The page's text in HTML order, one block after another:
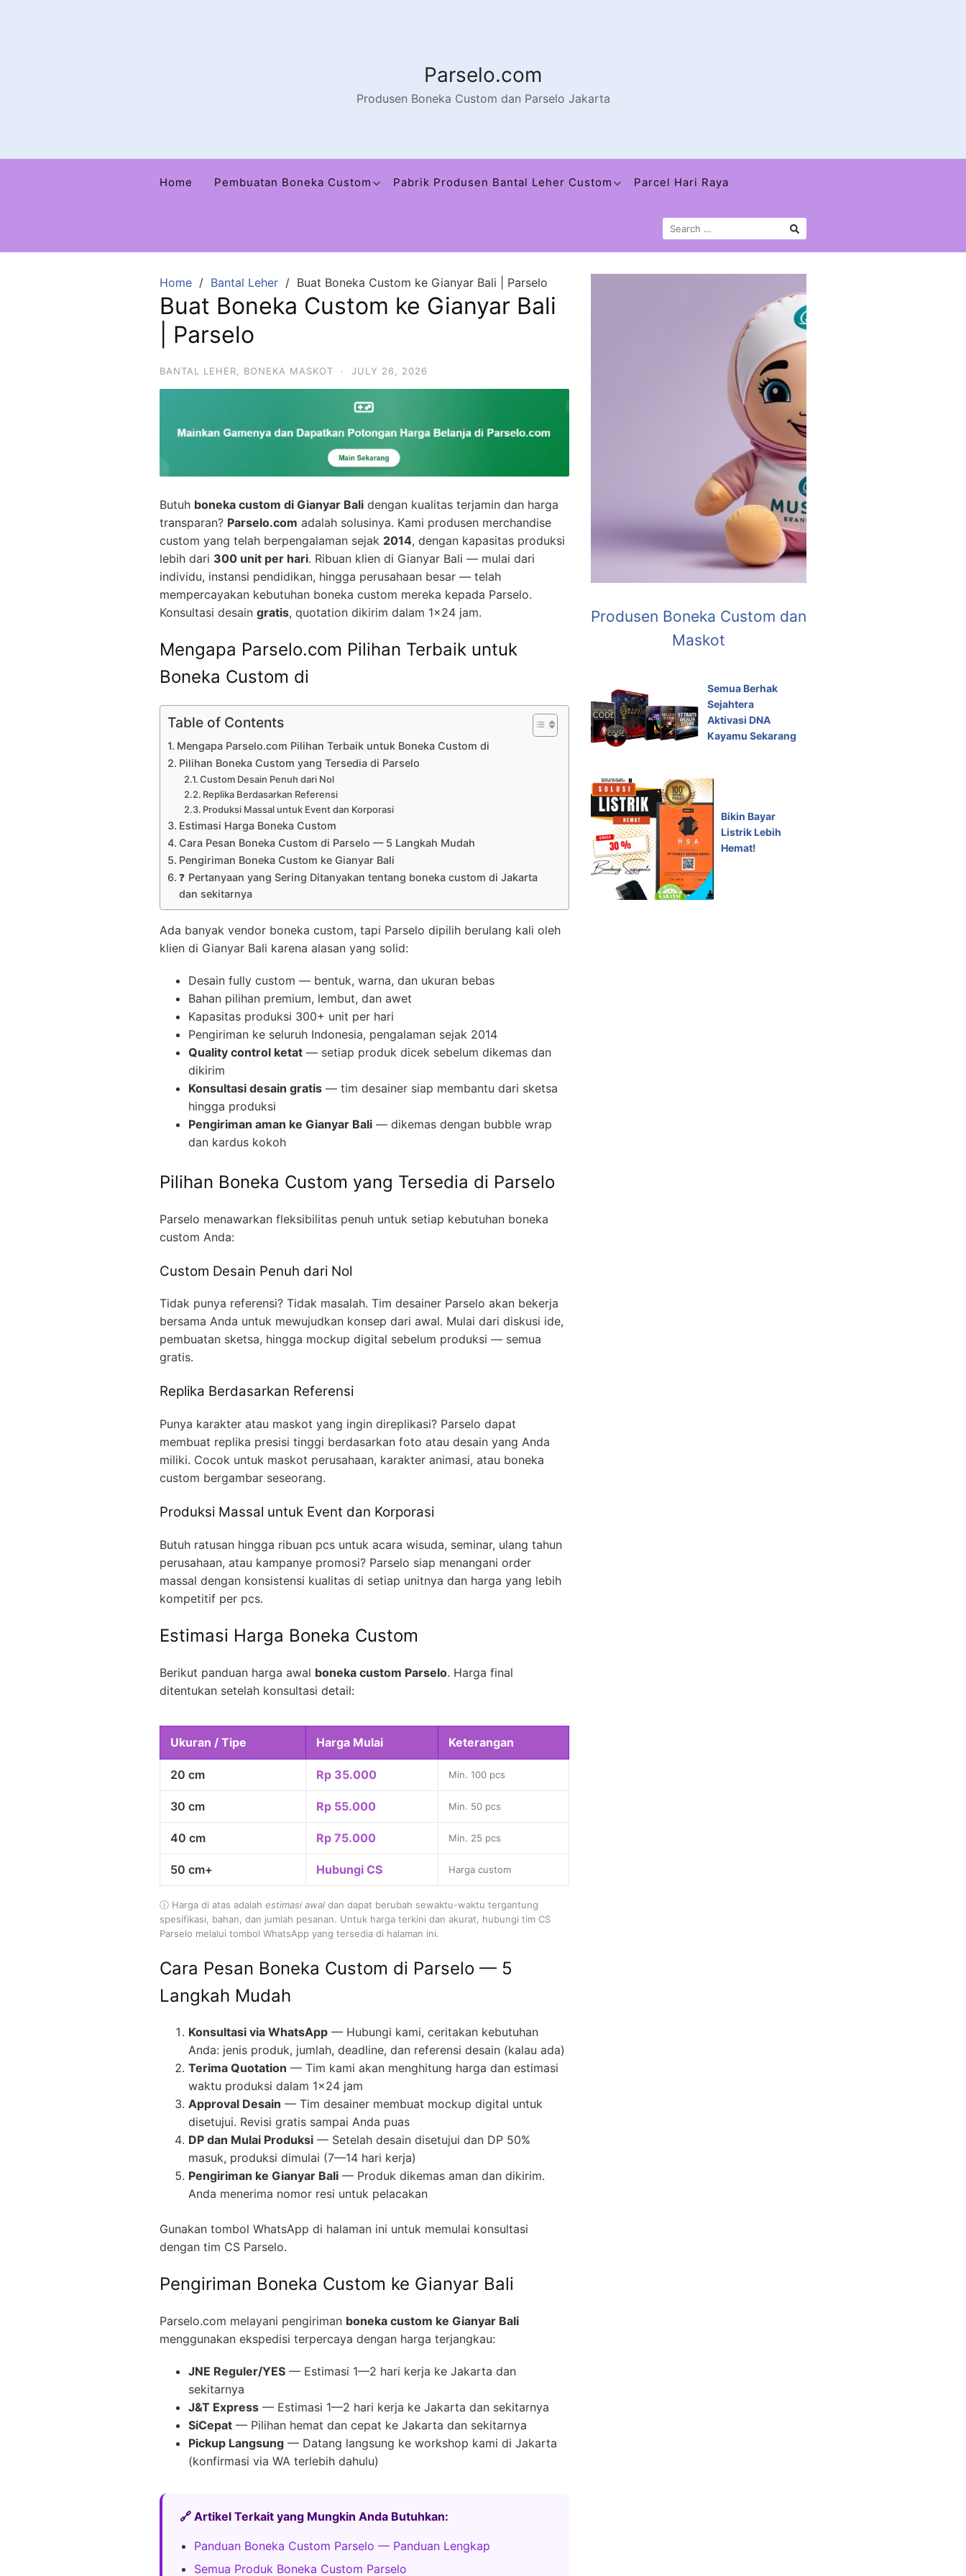
Parselo.com
Produsen Boneka Custom dan Parselo Jakarta
Home Pembuatan Boneka Custom Pabrik Produsen Bantal Leher Custom Parcel Hari Raya
Home Bantal Leher Buat Boneka Custom ke Gianyar Bali | Parselo
Buat Boneka Custom ke Gianyar Bali
| Parselo
BANTAL LEHER BONEKA MASKOT · JULY 26, 2026
Butuh boneka custom di Gianyar Bali dengan kualitas terjamin dan harga
transparan? Parselo.com adalah solusinya. Kami produsen merchandise
custom yang telah berpengalaman sejak 2014, dengan kapasitas produksi
lebih dari 300 unit per hari. Ribuan klien di Gianyar Bali — mulai dari
individu, instansi pendidikan, hingga perusahaan besar — telah
mempercayakan kebutuhan boneka custom mereka kepada Parselo.
Konsultasi desain gratis, quotation dikirim dalam 1×24 jam.
Mengapa Parselo.com Pilihan Terbaik untuk
Boneka Custom di
Table of Contents
Mengapa Parselo.com Pilihan Terbaik untuk Boneka Custom di
Pilihan Boneka Custom yang Tersedia di Parselo
Custom Desain Penuh dari Nol
Replika Berdasarkan Referensi
Produksi Massal untuk Event dan Korporasi
Estimasi Harga Boneka Custom
Cara Pesan Boneka Custom di Parselo — 5 Langkah Mudah
Pengiriman Boneka Custom ke Gianyar Bali
❓ Pertanyaan yang Sering Ditanyakan tentang boneka custom di Jakarta
dan sekitarnya
Ada banyak vendor boneka custom, tapi Parselo dipilih berulang kali oleh
klien di Gianyar Bali karena alasan yang solid:
Desain fully custom — bentuk, warna, dan ukuran bebas
Bahan pilihan premium, lembut, dan awet
Kapasitas produksi 300+ unit per hari
Pengiriman ke seluruh Indonesia, pengalaman sejak 2014
Quality control ketat — setiap produk dicek sebelum dikemas dan
dikirim
Konsultasi desain gratis — tim desainer siap membantu dari sketsa
hingga produksi
Pengiriman aman ke Gianyar Bali — dikemas dengan bubble wrap
dan kardus kokoh
Pilihan Boneka Custom yang Tersedia di Parselo
Parselo menawarkan fleksibilitas penuh untuk setiap kebutuhan boneka
custom Anda:
Custom Desain Penuh dari Nol
Tidak punya referensi? Tidak masalah. Tim desainer Parselo akan bekerja
bersama Anda untuk mewujudkan konsep dari awal. Mulai dari diskusi ide,
pembuatan sketsa, hingga mockup digital sebelum produksi — semua
gratis.
Replika Berdasarkan Referensi
Punya karakter atau maskot yang ingin direplikasi? Parselo dapat
membuat replika presisi tinggi berdasarkan foto atau desain yang Anda
miliki. Cocok untuk maskot perusahaan, karakter animasi, atau boneka
custom bergambar seseorang.
Produksi Massal untuk Event dan Korporasi
Butuh ratusan hingga ribuan pcs untuk acara wisuda, seminar, ulang tahun
perusahaan, atau kampanye promosi? Parselo siap menangani order
massal dengan konsistensi kualitas di setiap unitnya dan harga yang lebih
kompetitif per pcs.
Estimasi Harga Boneka Custom
Berikut panduan harga awal boneka custom Parselo. Harga final
ditentukan setelah konsultasi detail:
Ukuran / Tipe Harga Mulai Keterangan
20 cm Rp 35.000 Min. 100 pcs
30 cm Rp 55.000 Min. 50 pcs
40 cm Rp 75.000 Min. 25 pcs
50 cm+ Hubungi CS Harga custom
ⓘ Harga di atas adalah estimasi awal dan dapat berubah sewaktu-waktu tergantung
spesifikasi, bahan, dan jumlah pesanan. Untuk harga terkini dan akurat, hubungi tim CS
Parselo melalui tombol WhatsApp yang tersedia di halaman ini.
Cara Pesan Boneka Custom di Parselo — 5
Langkah Mudah
Konsultasi via WhatsApp — Hubungi kami, ceritakan kebutuhan
Anda: jenis produk, jumlah, deadline, dan referensi desain (kalau ada)
Terima Quotation — Tim kami akan menghitung harga dan estimasi
waktu produksi dalam 1×24 jam
Approval Desain — Tim desainer membuat mockup digital untuk
disetujui. Revisi gratis sampai Anda puas
DP dan Mulai Produksi — Setelah desain disetujui dan DP 50%
masuk, produksi dimulai (7—14 hari kerja)
Pengiriman ke Gianyar Bali — Produk dikemas aman dan dikirim.
Anda menerima nomor resi untuk pelacakan
Gunakan tombol WhatsApp di halaman ini untuk memulai konsultasi
dengan tim CS Parselo.
Pengiriman Boneka Custom ke Gianyar Bali
Parselo.com melayani pengiriman boneka custom ke Gianyar Bali
menggunakan ekspedisi terpercaya dengan harga terjangkau:
JNE Reguler/YES — Estimasi 1—2 hari kerja ke Jakarta dan
sekitarnya
J&T Express — Estimasi 1—2 hari kerja ke Jakarta dan sekitarnya
SiCepat — Pilihan hemat dan cepat ke Jakarta dan sekitarnya
Pickup Langsung — Datang langsung ke workshop kami di Jakarta
(konfirmasi via WA terlebih dahulu)
🔗 Artikel Terkait yang Mungkin Anda Butuhkan:
Panduan Boneka Custom Parselo — Panduan Lengkap
Semua Produk Boneka Custom Parselo
Produsen Boneka Custom dan
Maskot
Semua Berhak
Sejahtera
Aktivasi DNA
Kayamu Sekarang
Bikin Bayar
Listrik Lebih
Hemat!